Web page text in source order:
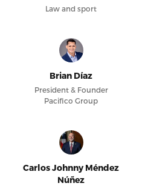
Law and sport
Brian Díaz
President & Founder
Pacifico Group
Carlos Johnny Méndez
Núñez